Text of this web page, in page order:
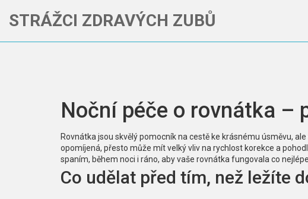
STRÁŽCI ZDRAVÝCH ZUBŮ
Noční péče o rovnátka –
Rovnátka jsou skvělý pomocník na cestě ke krásnému úsměvu,
opomíjená, přesto může mít velký vliv na rychlost korekce a
spaním, během noci i ráno, aby vaše rovnátka fungovala co nejlépe.
Co udělat před tím, než ležíte